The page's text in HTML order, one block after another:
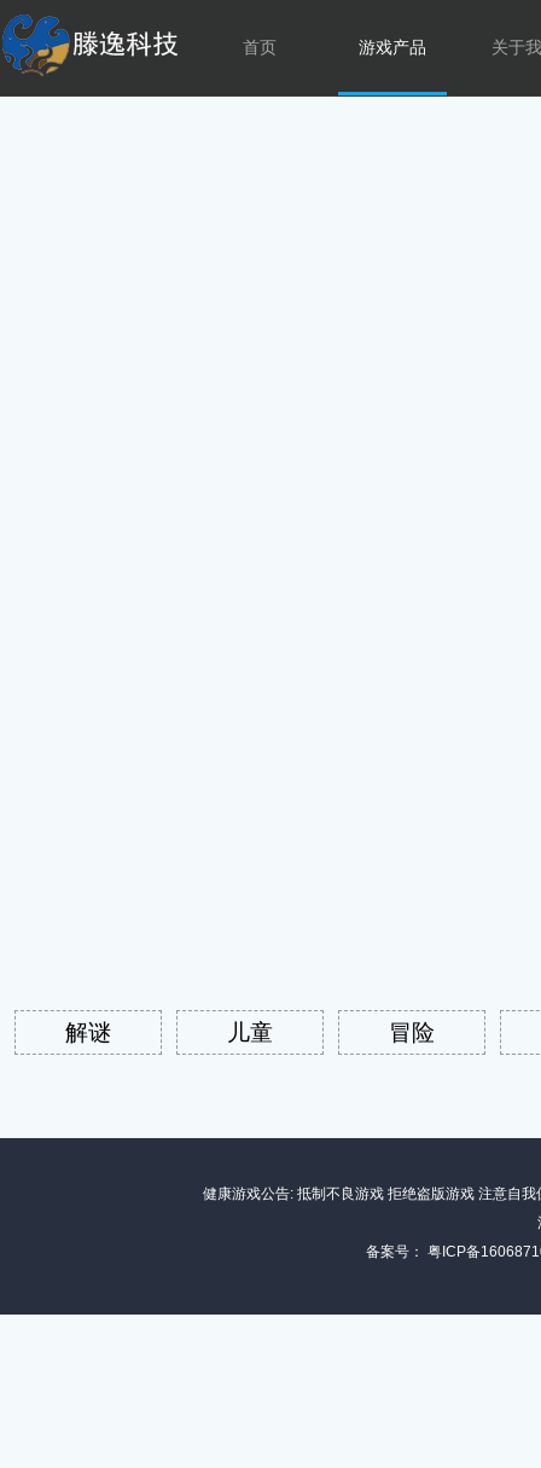
首页 游戏产品 关于
解谜 儿童 冒险
健康游戏公告: 抵制不良游戏 拒绝盗版游戏 注意自
备案号： 粤ICP备